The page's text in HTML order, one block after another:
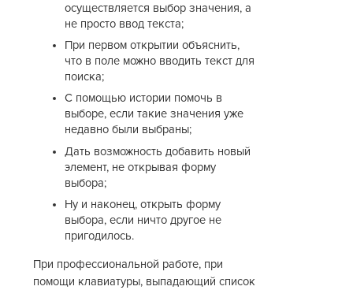
осуществляется выбор значения, а
не просто ввод текста;
При первом открытии объяснить,
что в поле можно вводить текст для
поиска;
С помощью истории помочь в
выборе, если такие значения уже
недавно были выбраны;
Дать возможность добавить новый
элемент, не открывая форму
выбора;
Ну и наконец, открыть форму
выбора, если ничто другое не
пригодилось.
При профессиональной работе, при
помощи клавиатуры, выпадающий список